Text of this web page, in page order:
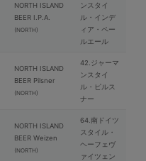
NORTH ISLAND
BEER I.P.A.
(NORTH)
ンスタイ
ル・インデ
ィア・ペー
ルエール
NORTH ISLAND
BEER Pilsner
(NORTH)
42.ジャーマ
ンスタイ
ル・ピルス
ナー
NORTH ISLAND
BEER Weizen
(NORTH)
64.南ドイツ
スタイル・
ヘーフェヴ
ァイツェン